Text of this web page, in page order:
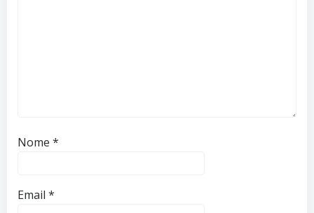
Nome *
Email *